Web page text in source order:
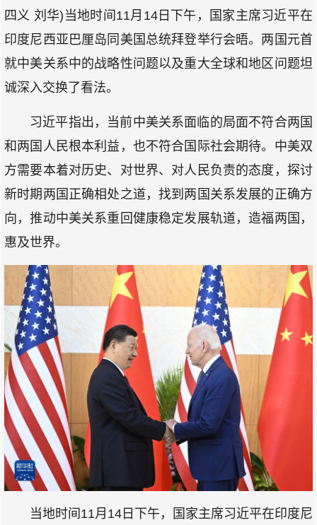
四义 刘华)当地时间11月14日下午，国家主席习近平在
印度尼西亚巴厘岛同美国总统拜登举行会晤。两国元首
就中美关系中的战略性问题以及重大全球和地区问题坦
诚深入交换了看法。
习近平指出，当前中美关系面临的局面不符合两国
和两国人民根本利益，也不符合国际社会期待。中美双
方需要本着对历史、对世界、对人民负责的态度，探讨
新时期两国正确相处之道，找到两国关系发展的正确方
向，推动中美关系重回健康稳定发展轨道，造福两国，
惠及世界。
当地时间11月14日下午，国家主席习近平在印度尼